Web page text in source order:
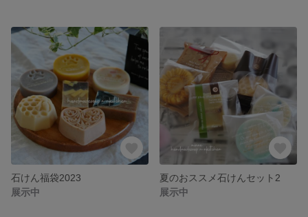
石けん福袋2023
展示中
夏のおススメ石けんセット2
展示中